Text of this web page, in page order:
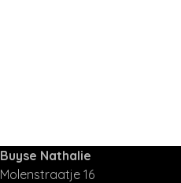
Buyse Nathalie
Molenstraatje 16